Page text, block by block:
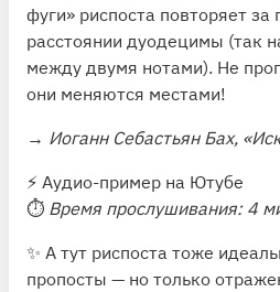
фуги» риспоста повторяет за
расстоянии дуодецимы (так
между двумя нотами). Не
они меняются местами!
→ Иоганн Себастьян Бах,
⚡️ Аудио-пример на Ютубе
⏱ Время прослушивания: 4
✨ А тут риспоста тоже
пропосты — но только